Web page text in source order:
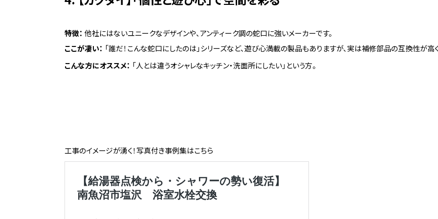
特徴： 他社にはないユニークなデザインや、アンティーク調の蛇口に強いメーカーです。
ここが凄い： 「誰だ！こんな蛇口にしたのは」シリーズなど、遊び心満載の製品もありますが、実は補修部品の互換性が高
こんな方にオススメ： 「人とは違うオシャレなキッチン・洗面所にしたい」という方。
工事のイメージが湧く！写真付き事例集はこちら